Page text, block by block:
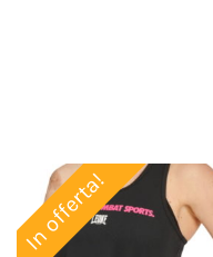
In offerta!